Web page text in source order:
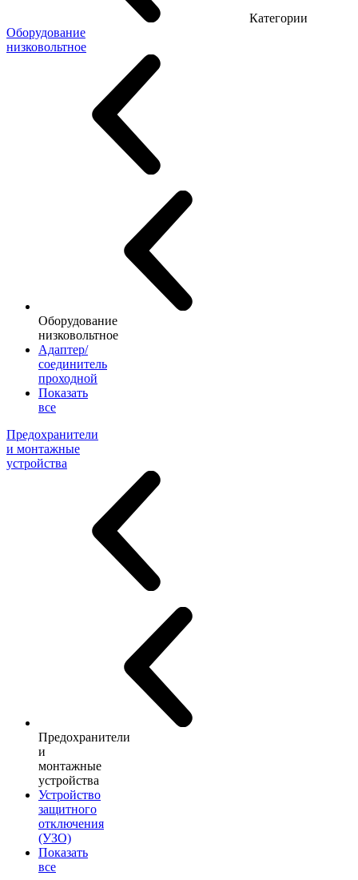
Категории
Оборудование
низковольтное
Оборудование
низковольтное
Адаптер/
соединитель
проходной
Показать
все
Предохранители
и монтажные
устройства
Предохранители
и
монтажные
устройства
Устройство
защитного
отключения
(УЗО)
Показать
все